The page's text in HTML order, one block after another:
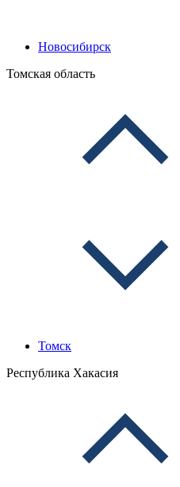
Новосибирск
Томская область
Томск
Республика Хакасия